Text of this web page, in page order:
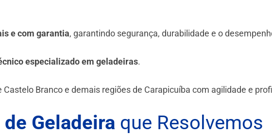
e com garantia, garantindo segurança, durabilidade e o
especializado em geladeiras.
Branco e demais regiões de Carapicuíba com agilidade e
Geladeira que Resolvemos